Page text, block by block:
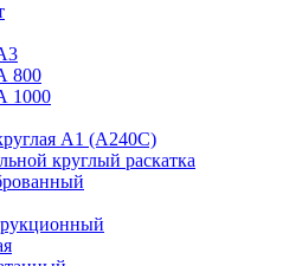
800
1000
А1 (А240C)
круглый раскатка